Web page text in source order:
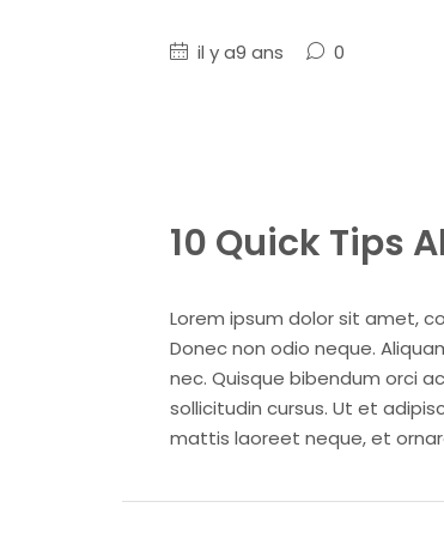
il y a9 ans 0
10 Quick Tips
Lorem ipsum dolor sit amet,
Donec non odio neque.
nec. Quisque bibendum orci
sollicitudin cursus. Ut et
mattis laoreet neque, et